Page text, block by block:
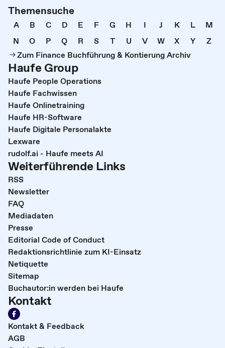
Themensuche
A B C D E F G H I J K L
M
N
O P Q R S T U V W X Y
Z
Zum Finance Buchführung & Kontierung Archiv
Haufe Group
Haufe People Operations
Haufe Fachwissen
Haufe Onlinetraining
Haufe HR-Software
Haufe Digitale Personalakte
Lexware
rudolf.ai - Haufe meets AI
Weiterführende Links
RSS
Newsletter
FAQ
Mediadaten
Presse
Editorial Code of Conduct
Redaktionsrichtlinie zum KI-Einsatz
Netiquette
Sitemap
Buchautor:in werden bei Haufe
Kontakt
Kontakt & Feedback
AGB